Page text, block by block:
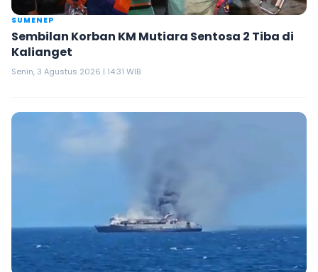
SUMENEP
Sembilan Korban KM Mutiara Sentosa 2 Tiba di
Kalianget
Senin, 3 Agustus 2026 | 14:31 WIB